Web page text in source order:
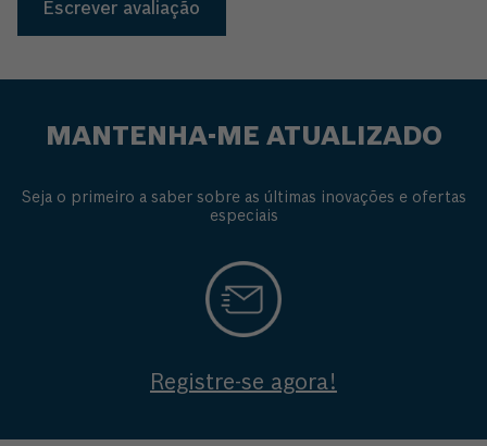
Escrever avaliação
MANTENHA-ME ATUALIZADO
Seja o primeiro a saber sobre as últimas inovações e ofertas
especiais
Registre-se agora!